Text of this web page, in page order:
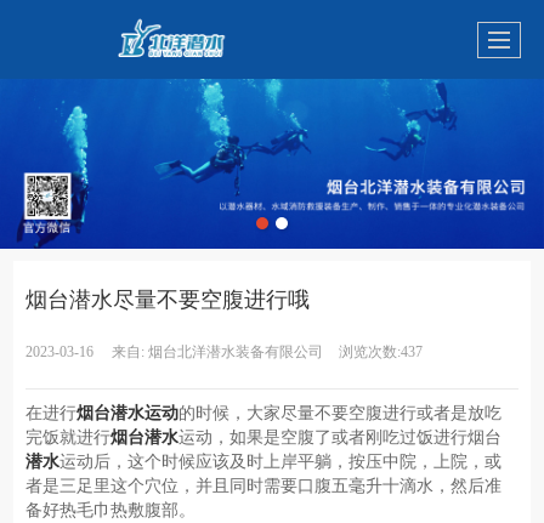
烟台潜水尽量不要空腹进行哦
2023-03-16 来自:烟台北洋潜水装备有限公司 浏览次数:437
在进行烟台潜水运动的时候，大家尽量不要空腹进行或者是放吃
完饭就进行烟台潜水运动，如果是空腹了或者刚吃过饭进行烟台
潜水运动后，这个时候应该及时上岸平躺，按压中院，上院，或
者是三足里这个穴位，并且同时需要口腹五毫升十滴水，然后准
备好热毛巾热敷腹部。